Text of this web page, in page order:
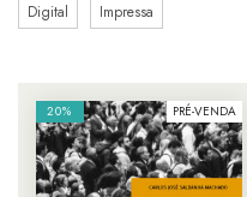
Digital Impressa
20% PRÉ-VENDA